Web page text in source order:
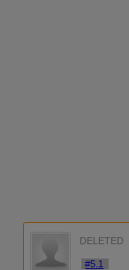
DELETED
#5.1